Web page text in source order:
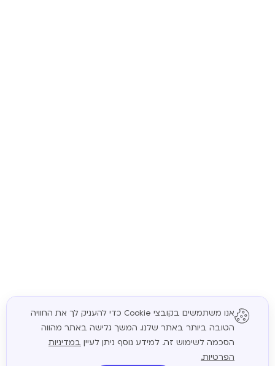
המשך
אנו משתמשים בקובצי Cookie כדי להעניק לך את החוויה
הטובה ביותר באתר שלנו. המשך גלישה באתר מהווה
הסכמה לשימוש זה. למידע נוסף ניתן לעיין במדיניות
הפרטיות.